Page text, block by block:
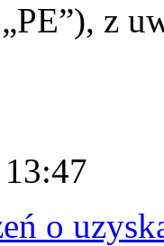
z
o